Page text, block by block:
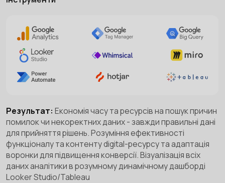
Результат: Економія часу та ресурсів на пошук причин
помилок чи некоректних даних - завжди правильні дані
для прийняття рішень. Розуміння ефективності
функціоналу та контенту digital-ресурсу та адаптація
воронки для підвищення конверсії. Візуалізація всіх
даних аналітики в розумному динамічному дашборді
Looker Studio/Tableau